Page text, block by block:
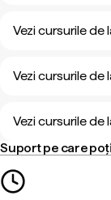
Vezi cursurile de
Vezi cursurile de
Vezi cursurile de
Suport pe care